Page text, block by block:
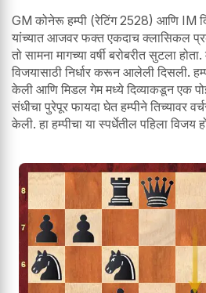
GM कोनेरू हम्पी (रेटिंग 2528) आणि IM
यांच्यात आजवर फक्त एकदाच क्लासिकल
तो सामना मागच्या वर्षी बरोबरीत सुटला
विजयासाठी निर्धार करून आलेली दिसली.
केली आणि मिडल गेम मध्ये दिव्याकडून एक
संधीचा पुरेपूर फायदा घेत हम्पीने तिच्यावर
केली. हा हम्पीचा या स्पर्धेतील पहिला विजय